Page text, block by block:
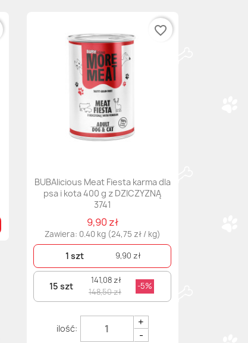
BUBAlicious Meat Fiesta karma dla
psa i kota 400 g z DZICZYZNĄ
3741
9,90 zł
Zawiera: 0.40 kg (24,75 zł / kg)
1 szt 9,90 zł
15 szt
141,08 zł
148,50 zł
-5%
+
-
favorite_border